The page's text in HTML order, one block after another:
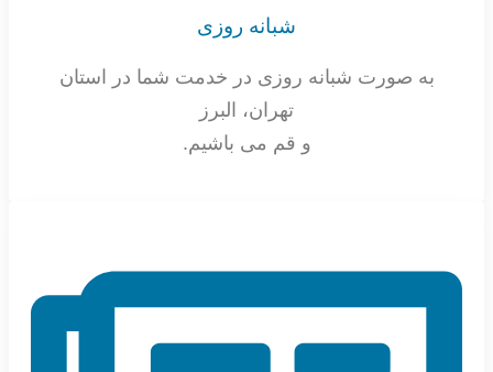
شبانه روزی
به صورت شبانه روزی در خدمت شما در استان
تهران، البرز
و قم می باشیم.